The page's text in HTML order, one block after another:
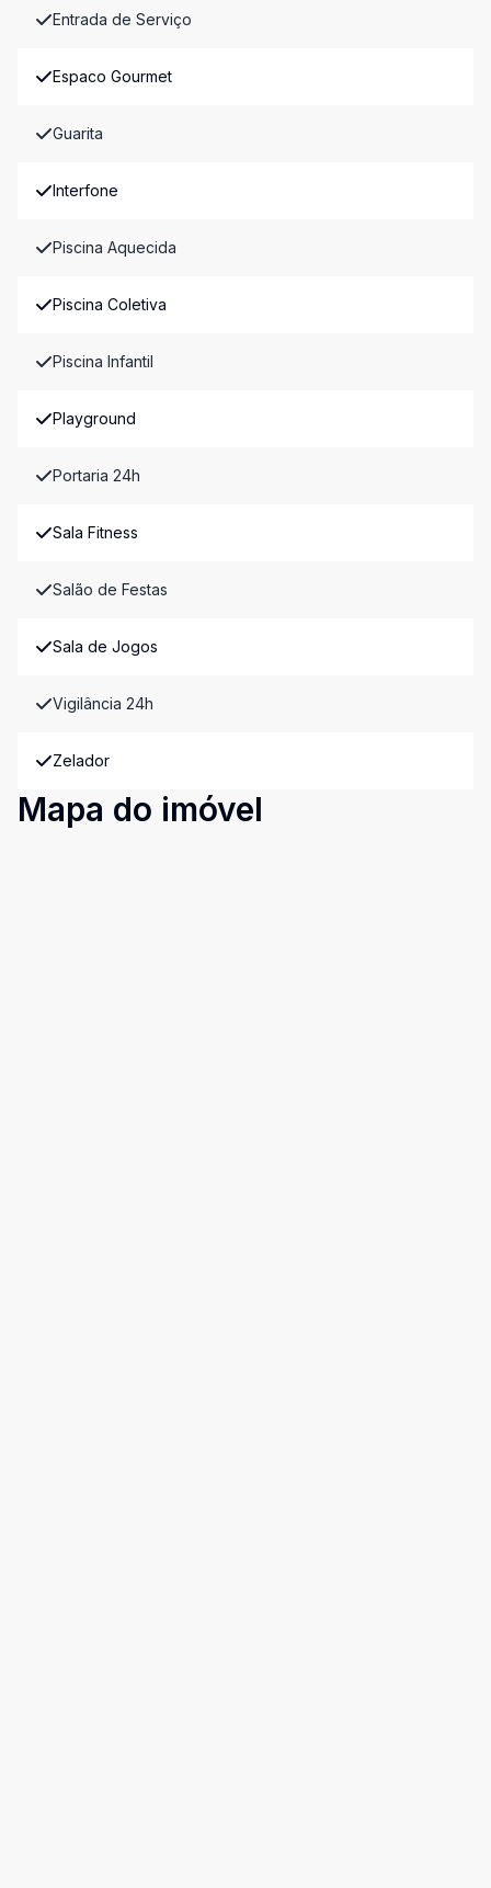
Entrada de Serviço
Espaco Gourmet
Guarita
Interfone
Piscina Aquecida
Piscina Coletiva
Piscina Infantil
Playground
Portaria 24h
Sala Fitness
Salão de Festas
Sala de Jogos
Vigilância 24h
Zelador
Mapa do imóvel